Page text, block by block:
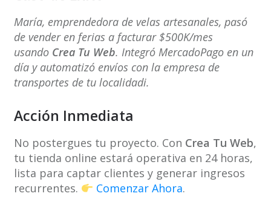
María, emprendedora de velas artesanales, pasó
de vender en ferias a facturar $500K/mes
usando Crea Tu Web. Integró MercadoPago en un
día y automatizó envíos con la empresa de
transportes de tu localidadi.
Acción Inmediata
No postergues tu proyecto. Con Crea Tu Web,
tu tienda online estará operativa en 24 horas,
lista para captar clientes y generar ingresos
recurrentes.
Comenzar Ahora.